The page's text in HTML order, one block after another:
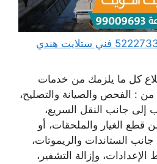
فني ستلايت المطلاع 52227330 فني ستلايت هندي
كل ما يلزمك من خدمات
من : الفحص والصيانة والتصليح،
إلى جانب النقل السريع،
قطع الغيار والملحقات، أو
جانب الستاندات والريموتات،
وإزالة التشفير،